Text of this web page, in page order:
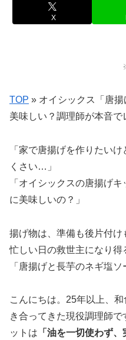
X
TOP » オイシックス「唐
美味しい？調理師が本音で
「家で唐揚げを作りたい
くさい…」
「オイシックスの唐揚げ
に美味しいの？」
揚げ物は、準備も後片付
忙しい日の救世主になり得
「唐揚げと長芋のネギ塩ソ
こんにちは。25年以上、
き合ってきた現役調理師
ットは 「油を一切使わず